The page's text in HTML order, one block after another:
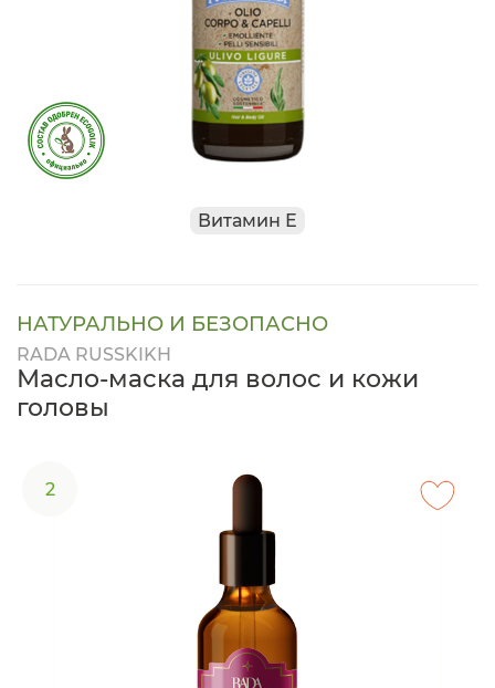
Витамин Е
НАТУРАЛЬНО И БЕЗОПАСНО
RADA RUSSKIKH
Масло-маска для волос и кожи
головы
2